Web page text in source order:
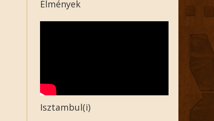
Élmények
Isztambul(i)